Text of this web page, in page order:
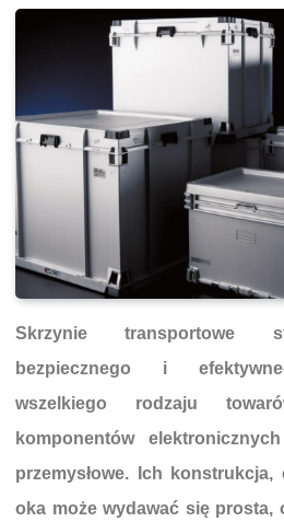
Skrzynie transportowe
bezpiecznego i
wszelkiego rodzaju
komponentów
przemysłowe. Ich
oka może wydawać się prosta,